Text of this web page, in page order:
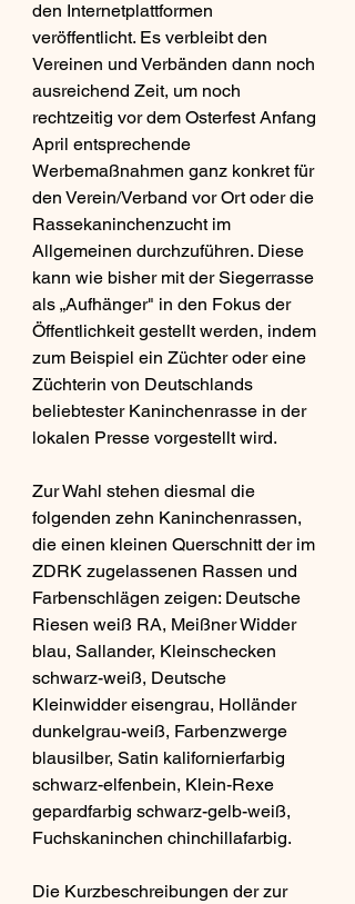
den Internetplattformen
veröffentlicht. Es verbleibt den
Vereinen und Verbänden dann noch
ausreichend Zeit, um noch
rechtzeitig vor dem Osterfest Anfang
April entsprechende
Werbemaßnahmen ganz konkret für
den Verein/Verband vor Ort oder die
Rassekaninchenzucht im
Allgemeinen durchzuführen. Diese
kann wie bisher mit der Siegerrasse
als „Aufhänger" in den Fokus der
Öffentlichkeit gestellt werden, indem
zum Beispiel ein Züchter oder eine
Züchterin von Deutschlands
beliebtester Kaninchenrasse in der
lokalen Presse vorgestellt wird.
Zur Wahl stehen diesmal die
folgenden zehn Kaninchenrassen,
die einen kleinen Querschnitt der im
ZDRK zugelassenen Rassen und
Farbenschlägen zeigen: Deutsche
Riesen weiß RA, Meißner Widder
blau, Sallander, Kleinschecken
schwarz-weiß, Deutsche
Kleinwidder eisengrau, Holländer
dunkelgrau-weiß, Farbenzwerge
blausilber, Satin kalifornierfarbig
schwarz-elfenbein, Klein-Rexe
gepardfarbig schwarz-gelb-weiß,
Fuchskaninchen chinchillafarbig.
Die Kurzbeschreibungen der zur